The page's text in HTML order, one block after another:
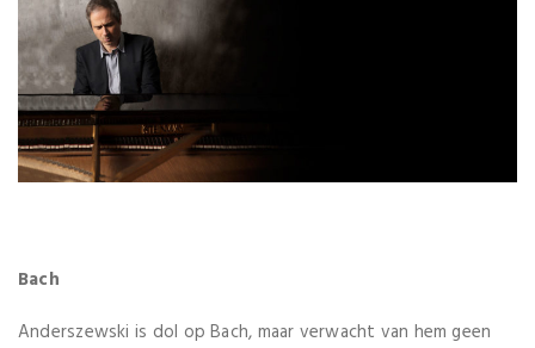
Bach
Anderszewski is dol op Bach, maar verwacht van hem geen